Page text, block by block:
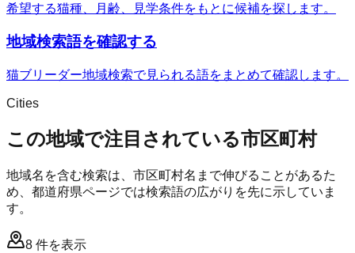
希望する猫種、月齢、見学条件をもとに候補を探します。
地域検索語を確認する
猫ブリーダー地域検索で見られる語をまとめて確認します。
Cities
この地域で注目されている市区町村
地域名を含む検索は、市区町村名まで伸びることがあるた
め、都道府県ページでは検索語の広がりを先に示していま
す。
8 件を表示